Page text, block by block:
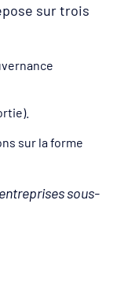
sur trois
sur la forme
sous-